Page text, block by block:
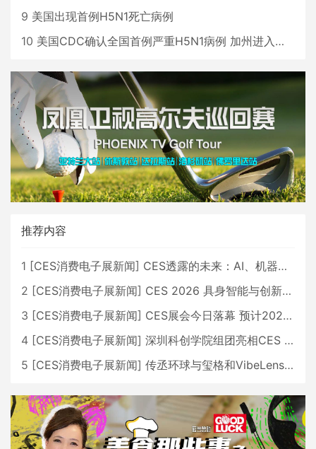
9 美国出现首例H5N1死亡病例
10 美国CDC确认全国首例严重H5N1病例 加州进入紧急状态
推荐内容
1 [CES消费电子展新闻] CES透露的未来：AI、机器人与智能生活大爆发
2 [CES消费电子展新闻] CES 2026 具身智能与创新领域 中国公司大放异彩
3 [CES消费电子展新闻] CES展会今日落幕 预计2026行业收入将超五千亿美元
4 [CES消费电子展新闻] 深圳科创学院组团亮相CES 广受好评
5 [CES消费电子展新闻] 传丞环球与玺格和VibeLens共同推出全新耳机